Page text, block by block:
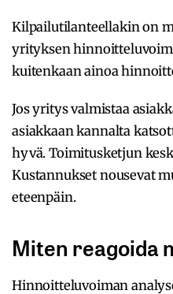
Kilpailutilanteellakin on
yrityksen
kuitenkaan ainoa
Jos yritys valmistaa
asiakkaan kannalta
hyvä. Toimitusketjun
Kustannukset nousevat
eteenpäin.
Miten reagoida
Hinnoitteluvoiman